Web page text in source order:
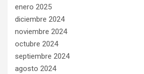
enero 2025
diciembre 2024
noviembre 2024
octubre 2024
septiembre 2024
agosto 2024